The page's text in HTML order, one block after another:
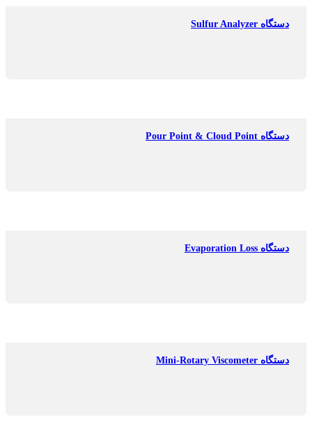
دستگاه Sulfur Analyzer
دستگاه Pour Point & Cloud Point
دستگاه Evaporation Loss
دستگاه Mini-Rotary Viscometer